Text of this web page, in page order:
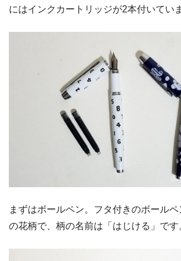
にはインクカートリッジが2本付いてい
まずはボールペン。フタ付きのボール
の花柄で、柄の名前は「はじける」です